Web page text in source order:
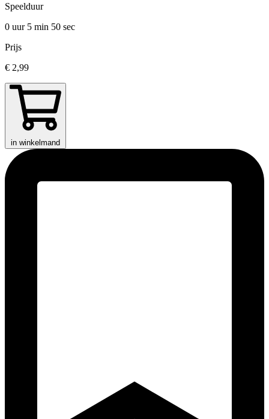
Speelduur
0 uur 5 min 50 sec
Prijs
€ 2,99
in winkelmand